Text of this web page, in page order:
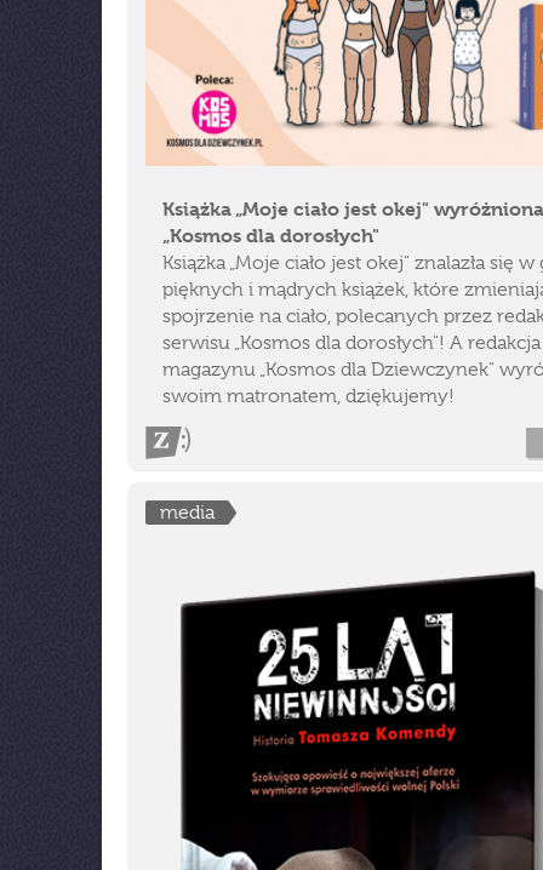
Książka „Moje ciało jest okej"
„Kosmos dla dorosłych"
Książka „Moje ciało jest okej" znalazła się
pięknych i mądrych książek, które
spojrzenie na ciało, polecanych przez
serwisu „Kosmos dla dorosłych"! A redakcja
magazynu „Kosmos dla Dziewczynek"
swoim matronatem, dziękujemy!
media